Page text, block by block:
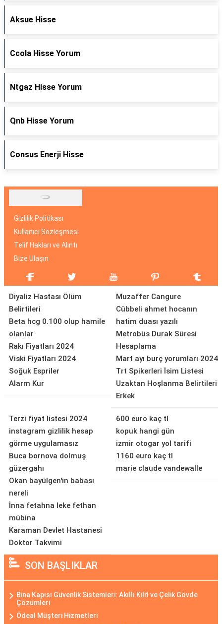
Aksue Hisse
Ccola Hisse Yorum
Ntgaz Hisse Yorum
Qnb Hisse Yorum
Consus Enerji Hisse
Gizlilik Politikası
Kullanıcı Sözleşmesi
Telif Hakları ve Alıntı
Bize Ulaşın
Diyaliz Hastası Ölüm
Belirtileri
Beta hcg 0.100 olup hamile
olanlar
Rakı Fiyatları 2024
Viski Fiyatları 2024
Soğuk Espriler
Alarm Kur
Muzaffer Cangure
Cübbeli ahmet hocanın
hatim duası yazılı
Metrobüs Durak Süresi
Hesaplama
Mart ayı burç yorumları 2024
Trt Spikerleri İsim Listesi
Uzaktan Hoşlanma Belirtileri
Erkek
Terzi fiyat listesi 2024
instagram gizlilik hesap
görme uygulamasız
Buca bornova dolmuş
güzergahı
Okan bayülgen'in babası
nereli
İnna fetahna leke fethan
mübina
Karaman Devlet Hastanesi
Doktor Takvimi
600 euro kaç tl
kopuk hangi gün
izmir otogar yol tarifi
1160 euro kaç tl
marie claude vandewalle
SON BAŞLIKLAR
Bina Kapısı Güvenlik Sistemleri: Akıllı Kilit ve Çelik Gövde
Çözümleri
Ödeal Müşteri Hizmetleri